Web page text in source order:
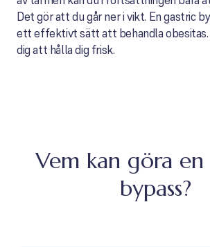
Det gör att du går ner i vikt. En gastric
ett effektivt sätt att behandla obesitas.
dig att hålla dig frisk.
Vem kan göra
bypass?